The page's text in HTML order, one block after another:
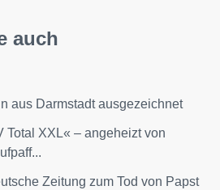
auch
aus Darmstadt ausgezeichnet
Total XXL« – angeheizt von
Zeitung zum Tod von Papst